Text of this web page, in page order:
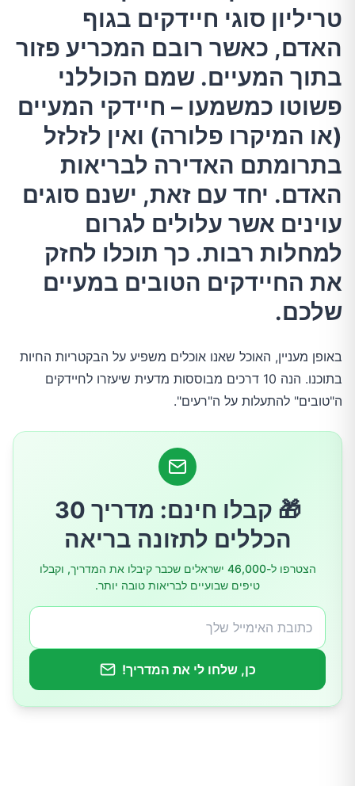
בתוך המעיים. שמם הכוללני פשוטו כמשמעו –
חיידקי המעיים (או המיקרו פלורה) ואין לזלזל
בתרומתם האדירה לבריאות האדם. יחד עם זאת,
ישנם סוגים עוינים אשר עלולים לגרום למחלות
רבות. כך תוכלו לחזק את החיידקים הטובים
במעיים שלכם.
1.אכלו סוגים שונים של מזונות ככל האפשר
2.אכלו כמה שיותר פירות, ירקות וקטניות
4.הגבילו את צריכתם של ממתיקים מלאכותיים
5.אכלו מזונות פרה-ביוטיים
10.הקפידו על צריכת תוסף תזונה פרוביוטי
טריליון סוגי חיידקים בגוף
האדם, כאשר רובם המכריע פזור
בתוך המעיים. שמם הכוללני
פשוטו כמשמעו – חיידקי המעיים
(או המיקרו פלורה) ואין לזלזל
בתרומתם האדירה לבריאות
האדם. יחד עם זאת, ישנם סוגים
עוינים אשר עלולים לגרום
למחלות רבות. כך תוכלו לחזק
את החיידקים הטובים במעיים
שלכם.
באופן מעניין, האוכל שאנו אוכלים משפיע על הבקטריות החיות
בתוכנו. הנה 10 דרכים מבוססות מדעית שיעזרו לחיידקים
ה"טובים" להתעלות על ה"רעים".
🎁 קבלו חינם: מדריך 30
הכללים לתזונה בריאה
הצטרפו ל-46,000 ישראלים שכבר קיבלו את המדריך, וקבלו
טיפים שבועיים לבריאות טובה יותר.
כן, שלחו לי את המדריך!